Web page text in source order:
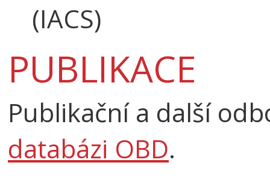
(IACS)
PUBLIKACE
Publikační a další
databázi OBD.